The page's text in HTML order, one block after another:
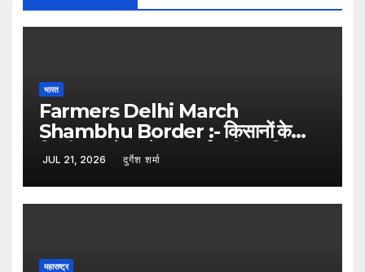
भारत
Farmers Delhi March
Shambhu Border :- किसानों के
दिल्ली कूच से पहले शंभू बॉर्डर सील, हरियाणा
पुलिस ने बढ़ाई सुरक्षा
JUL 21, 2026 दुर्गेश शर्मा
महाराष्ट्र